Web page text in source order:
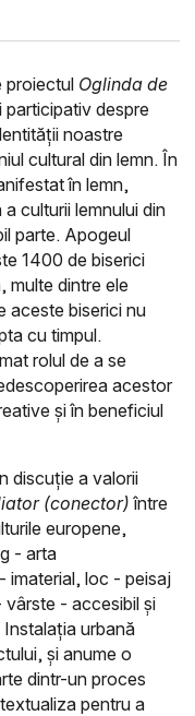
proiectul Oglinda de
participativ despre
noastre
cultural din lemn. În
în lemn,
culturii lemnului din
parte. Apogeul
1400 de biserici
multe dintre ele
aceste biserici nu
cu timpul.
rolul de a se
acestor
și în beneficiul
discuție a valorii
(conector)între
europene,
- arta
imaterial, loc - peisaj
- accesibil și
Instalația urbană
și anume o
dintr-un proces
pentru a